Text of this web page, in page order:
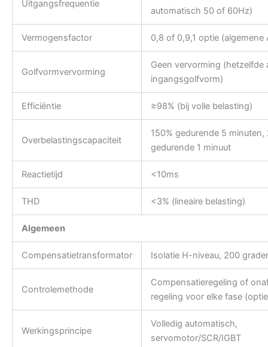
Uitgangsfrequentie
automatisch 50 of 60Hz)
Vermogensfactor 0,8 of 0,9,1 optie (algemene
Golfvormvervorming
Geen vervorming (hetzelfde
ingangsgolfvorm)
Efficiëntie ≥98% (bij volle belasting)
Overbelastingscapaciteit
150% gedurende 5 minuten,
gedurende 1 minuut
Reactietijd <10ms
THD <3% (lineaire belasting)
Algemeen
Compensatietransformator Isolatie H-niveau, 200
Controlemethode
Compensatieregeling of
regeling voor elke fase
Werkingsprincipe
Volledig automatisch,
servomotor/SCR/IGBT